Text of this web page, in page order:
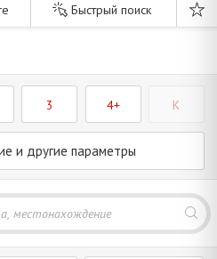
Быстрый поиск
3 4+ K
и другие параметры